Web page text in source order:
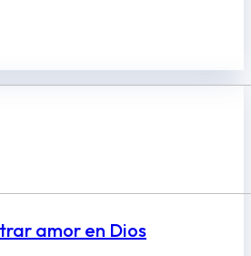
amor en Dios